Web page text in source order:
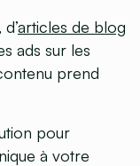
articles de blog
ads sur les
prend
pour
à votre